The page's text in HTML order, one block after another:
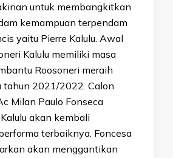
untuk membangkitkan
kemampuan terpendam
yaitu Pierre Kalulu. Awal
Kalulu memiliki masa
Roosoneri meraih
tahun 2021/2022. Calon
Milan Paulo Fonseca
akan kembali
terbaiknya. Foncesa
akan menggantikan